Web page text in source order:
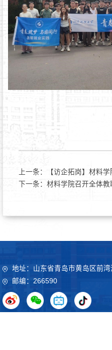
上一条：
【访企拓岗】材料
下一条： 材料学院召开全体教
地址：山东省青岛市黄岛区前
邮编：266590